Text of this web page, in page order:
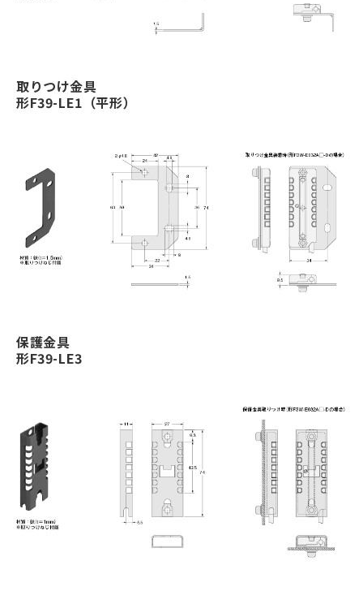
取りつけ金具
形F39-LE1（平形）
保護金具
形F39-LE3